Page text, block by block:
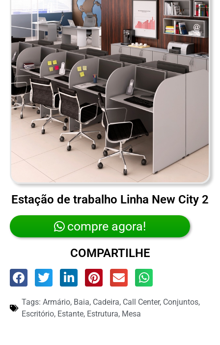
Estação de trabalho Linha New City 2
compre agora!
COMPARTILHE
Tags: Armário, Baia, Cadeira, Call Center, Conjuntos,
Escritório, Estante, Estrutura, Mesa